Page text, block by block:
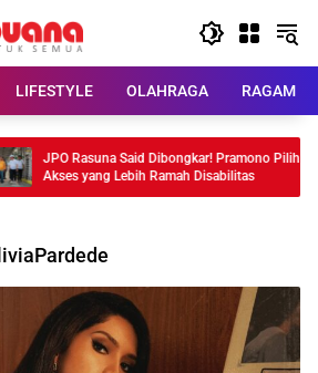
LIFESTYLE OLAHRAGA RAGAM
JPO Rasuna Said Dibongkar! Pramono Pilih
Akses yang Lebih Ramah Disabilitas